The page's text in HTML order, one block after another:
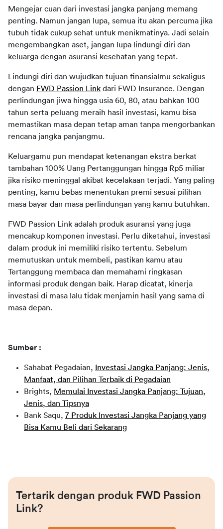
Mengejar cuan dari investasi jangka panjang memang
penting. Namun jangan lupa, semua itu akan percuma jika
tubuh tidak cukup sehat untuk menikmatinya. Jadi selain
mengembangkan aset, jangan lupa lindungi diri dan
keluarga dengan asuransi kesehatan yang tepat.
Lindungi diri dan wujudkan tujuan finansialmu sekaligus
dengan FWD Passion Link dari FWD Insurance. Dengan
perlindungan jiwa hingga usia 60, 80, atau bahkan 100
tahun serta peluang meraih hasil investasi, kamu bisa
memastikan masa depan tetap aman tanpa mengorbankan
rencana jangka panjangmu.
Keluargamu pun mendapat ketenangan ekstra berkat
tambahan 100% Uang Pertanggungan hingga Rp5 miliar
jika risiko meninggal akibat kecelakaan terjadi. Yang paling
penting, kamu bebas menentukan premi sesuai pilihan
masa bayar dan masa perlindungan yang kamu butuhkan.
FWD Passion Link adalah produk asuransi yang juga
mencakup komponen investasi. Perlu diketahui, investasi
dalam produk ini memiliki risiko tertentu. Sebelum
memutuskan untuk membeli, pastikan kamu atau
Tertanggung membaca dan memahami ringkasan
informasi produk dengan baik. Harap dicatat, kinerja
investasi di masa lalu tidak menjamin hasil yang sama di
masa depan.
Sumber :
Sahabat Pegadaian, Investasi Jangka Panjang: Jenis,
Manfaat, dan Pilihan Terbaik di Pegadaian
Brights, Memulai Investasi Jangka Panjang: Tujuan,
Jenis, dan Tipsnya
Bank Saqu, 7 Produk Investasi Jangka Panjang yang
Bisa Kamu Beli dari Sekarang
Tertarik dengan produk FWD Passion
Link?